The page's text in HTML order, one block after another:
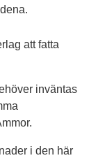
att fatta
inväntas
i den här